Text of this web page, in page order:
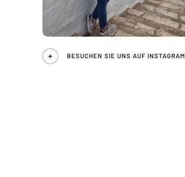
BESUCHEN SIE UNS AUF INSTAGRAM